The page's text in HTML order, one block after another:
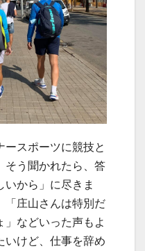
ースポーツに競技と
そう聞かれたら、答
いから」に尽きま
「庄山さんは特別だ
」などいった声もよ
いけど、仕事を辞め